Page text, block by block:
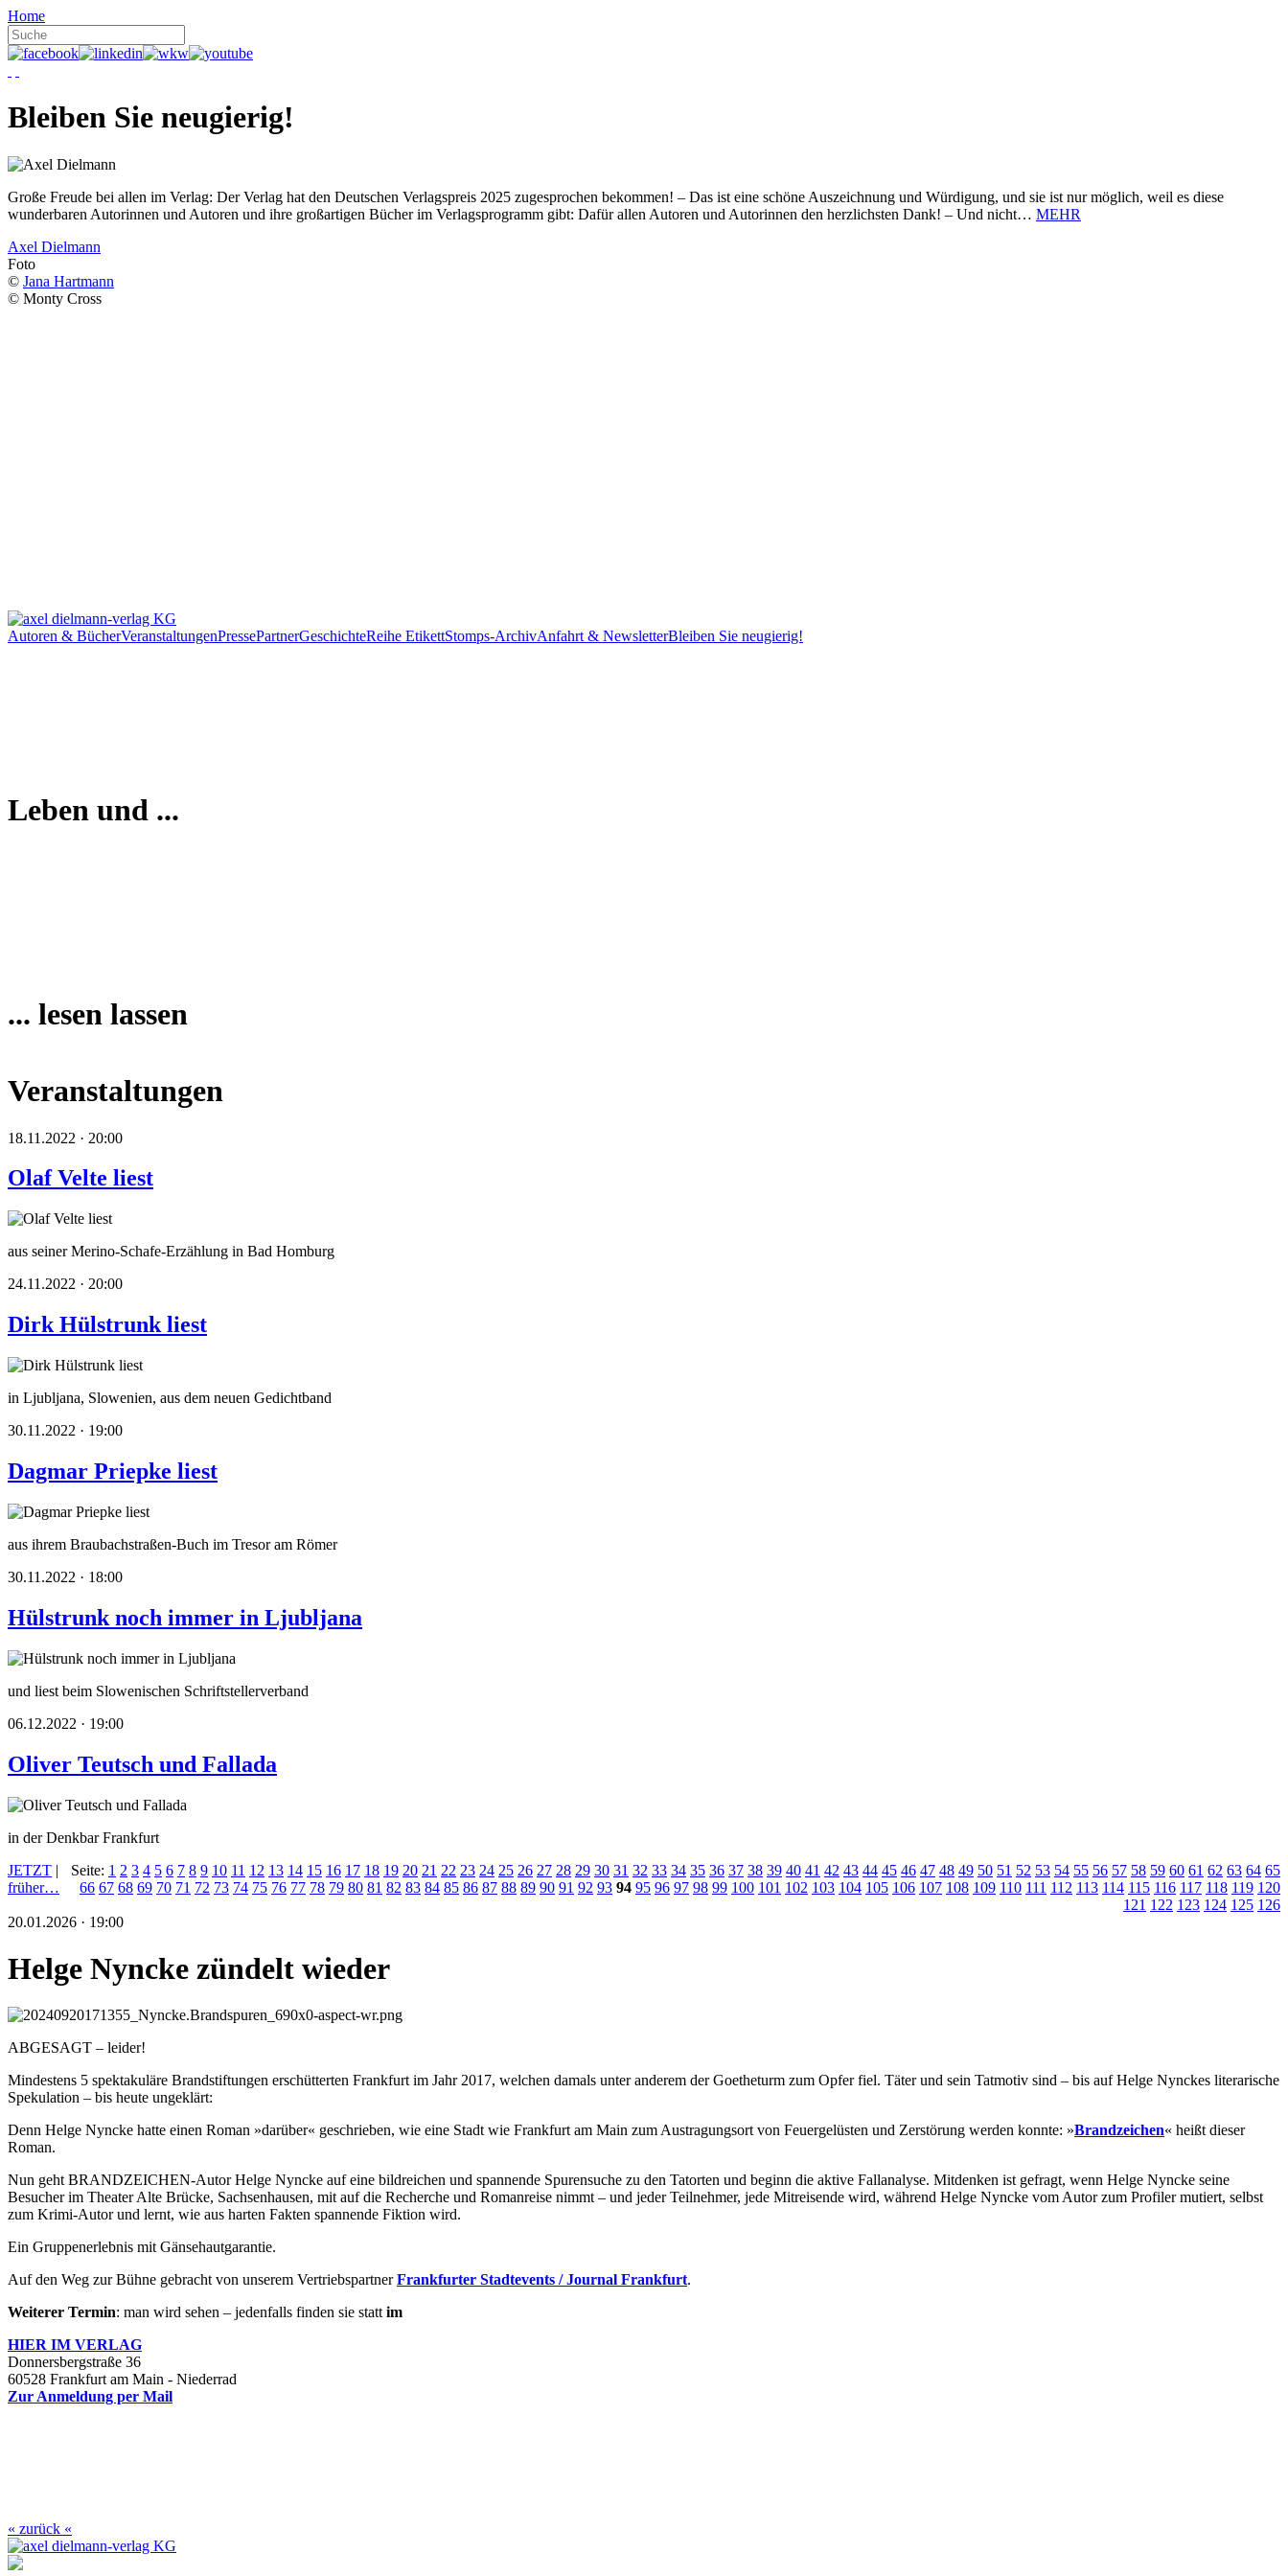
Home
Bleiben Sie neugierig!
Große Freude bei allen im Verlag: Der Verlag hat den Deutschen Verlagspreis 2025 zugesprochen bekommen! – Das ist eine schöne Auszeichnung und Würdigung, und sie ist nur möglich, weil es diese
wunderbaren Autorinnen und Autoren und ihre großartigen Bücher im Verlagsprogramm gibt: Dafür allen Autoren und Autorinnen den herzlichsten Dank! – Und nicht… MEHR
Axel Dielmann
Foto
© Jana Hartmann
© Monty Cross
Autoren & BücherVeranstaltungenPressePartnerGeschichteReihe EtikettStomps-ArchivAnfahrt & NewsletterBleiben Sie neugierig!
Leben und ...
... lesen lassen
Veranstaltungen
18.11.2022 · 20:00
Olaf Velte liest
aus seiner Merino-Schafe-Erzählung in Bad Homburg
24.11.2022 · 20:00
Dirk Hülstrunk liest
in Ljubljana, Slowenien, aus dem neuen Gedichtband
30.11.2022 · 19:00
Dagmar Priepke liest
aus ihrem Braubachstraßen-Buch im Tresor am Römer
30.11.2022 · 18:00
Hülstrunk noch immer in Ljubljana
und liest beim Slowenischen Schriftstellerverband
06.12.2022 · 19:00
Oliver Teutsch und Fallada
in der Denkbar Frankfurt
JETZT |
früher…
Seite: 1 2 3 4 5 6 7 8 9 10 11 12 13 14 15 16 17 18 19 20 21 22 23 24 25 26 27 28 29 30 31 32 33 34 35 36 37 38 39 40 41 42 43 44 45 46 47 48 49 50 51 52 53 54 55 56 57 58 59 60 61 62 63 64 65
66 67 68 69 70 71 72 73 74 75 76 77 78 79 80 81 82 83 84 85 86 87 88 89 90 91 92 93 94 95 96 97 98 99 100 101 102 103 104 105 106 107 108 109 110 111 112 113 114 115 116 117 118 119 120
121 122 123 124 125 126
20.01.2026 · 19:00
Helge Nyncke zündelt wieder
ABGESAGT – leider!
Mindestens 5 spektakuläre Brandstiftungen erschütterten Frankfurt im Jahr 2017, welchen damals unter anderem der Goetheturm zum Opfer fiel. Täter und sein Tatmotiv sind – bis auf Helge Nynckes literarische
Spekulation – bis heute ungeklärt:
Denn Helge Nyncke hatte einen Roman »darüber« geschrieben, wie eine Stadt wie Frankfurt am Main zum Austragungsort von Feuergelüsten und Zerstörung werden konnte: »Brandzeichen« heißt dieser
Roman.
Nun geht BRANDZEICHEN-Autor Helge Nyncke auf eine bildreichen und spannende Spurensuche zu den Tatorten und beginn die aktive Fallanalyse. Mitdenken ist gefragt, wenn Helge Nyncke seine
Besucher im Theater Alte Brücke, Sachsenhausen, mit auf die Recherche und Romanreise nimmt – und jeder Teilnehmer, jede Mitreisende wird, während Helge Nyncke vom Autor zum Profiler mutiert, selbst
zum Krimi-Autor und lernt, wie aus harten Fakten spannende Fiktion wird.
Ein Gruppenerlebnis mit Gänsehautgarantie.
Auf den Weg zur Bühne gebracht von unserem VertriebspartnerFrankfurter Stadtevents / Journal Frankfurt.
Weiterer Termin: man wird sehen – jedenfalls finden sie stattim
HIER IM VERLAG
Donnersbergstraße 36
60528 Frankfurt am Main - Niederrad
Zur Anmeldung per Mail
« zurück «